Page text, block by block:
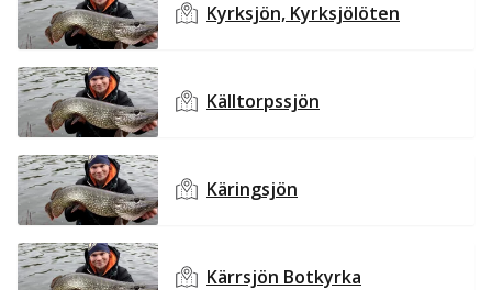
Kyrksjön, Kyrksjölöten
Källtorpssjön
Käringsjön
Kärrsjön Botkyrka